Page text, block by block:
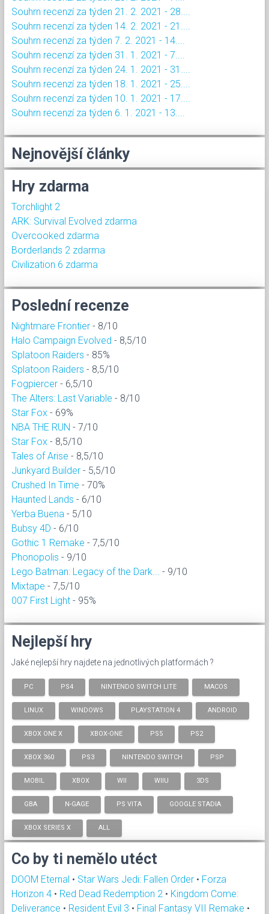
Souhrn recenzí za týden 21. 2. 2021 - 28....
Souhrn recenzí za týden 14. 2. 2021 - 21....
Souhrn recenzí za týden 7. 2. 2021 - 14....
Souhrn recenzí za týden 31. 1. 2021 - 7....
Souhrn recenzí za týden 24. 1. 2021 - 31....
Souhrn recenzí za týden 18. 1. 2021 - 25....
Souhrn recenzí za týden 10. 1. 2021 - 17....
Souhrn recenzí za týden 6. 1. 2021 - 13....
Nejnovější články
Hry zdarma
Torchlight 2
ARK: Survival Evolved zdarma
Overcooked zdarma
Borderlands 2 zdarma
Civilization 6 zdarma
Poslední recenze
Nightmare Frontier - 8/10
Halo Campaign Evolved - 8,5/10
Splatoon Raiders - 85%
Splatoon Raiders - 8,5/10
Fogpiercer - 6,5/10
The Alters: Last Variable - 8/10
Star Fox - 69%
NBA THE RUN - 7/10
Star Fox - 8,5/10
Tales of Arise - 8,5/10
Junkyard Builder - 5,5/10
Crushed In Time - 70%
Haunted Lands - 6/10
Yerba Buena - 5/10
Bubsy 4D - 6/10
Gothic 1 Remake - 7,5/10
Phonopolis - 9/10
Lego Batman: Legacy of the Dark...
- 9/10
Mixtape - 7,5/10
007 First Light - 95%
Nejlepší hry
Jaké nejlepší hry najdete na jednotlivých platformách ?
PC PS4 NINTENDO SWITCH LITE MACOS
LINUX WINDOWS PLAYSTATION 4 ANDROID
XBOX ONE X XBOX-ONE PS5 PS2
XBOX 360 PS3 NINTENDO SWITCH PSP
MOBIL XBOX WII WIIU 3DS
GBA N-GAGE PS VITA GOOGLE STADIA
XBOX SERIES X ALL
Co by ti nemělo utéct
DOOM Eternal • Star Wars Jedi: Fallen Order • Forza
Horizon 4 • Red Dead Redemption 2 • Kingdom Come:
Deliverance • Resident Evil 3 • Final Fantasy VII Remake •